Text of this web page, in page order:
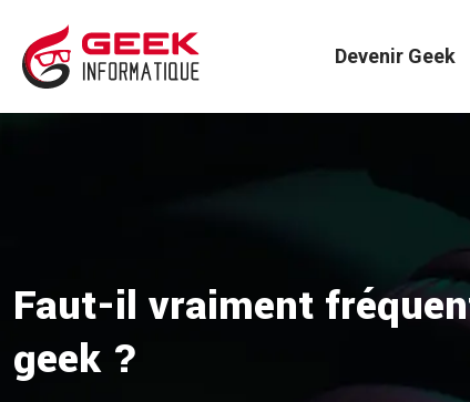
Devenir Geek
Faut-il vraiment
geek ?